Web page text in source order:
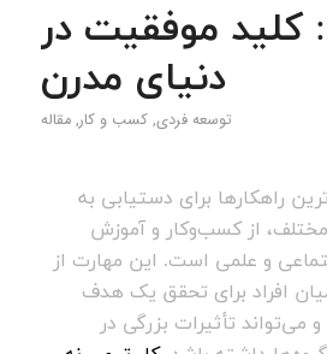
کلید موفقیت در
دنیای مدرن
توسعه فردی,کسب و کار,مقاله
راهکارها برای دستیابی به
از کسب‌وکار و آموزش
و علمی است. این مهارت از
افراد برای تحقق یک هدف
تأثیرات بزرگی در